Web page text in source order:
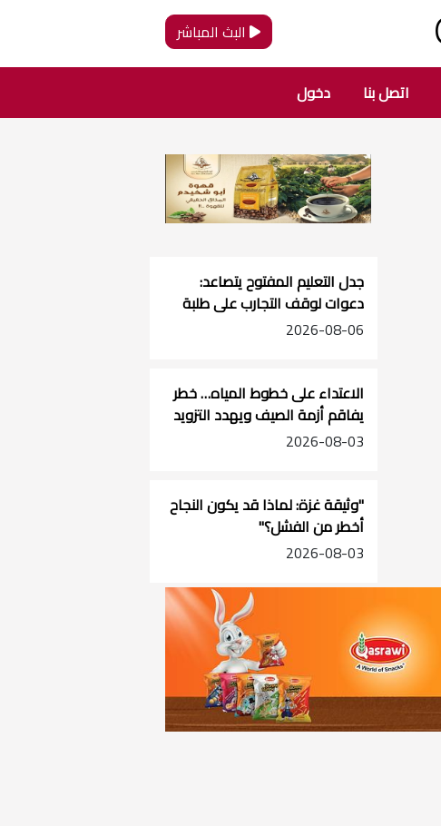
البث المباشر
اتصل بنا دخول
جدل التعليم المفتوح يتصاعد:
دعوات لوقف التجارب على طلبة
الصفوف الأساسية
2026-08-06
الاعتداء على خطوط المياه… خطر
يفاقم أزمة الصيف ويهدد التزويد
في جنوب الضفة
2026-08-03
"وثيقة غزة: لماذا قد يكون النجاح
أخطر من الفشل؟"
2026-08-03